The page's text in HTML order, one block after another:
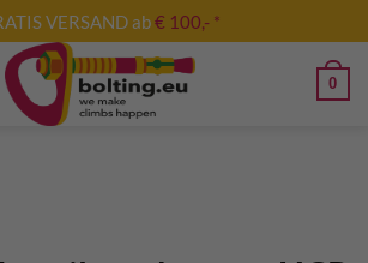
VERSAND ab€ 100,- *
0